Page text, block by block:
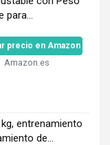
para...
precio en Amazon
Amazon.es
entrenamiento
de...